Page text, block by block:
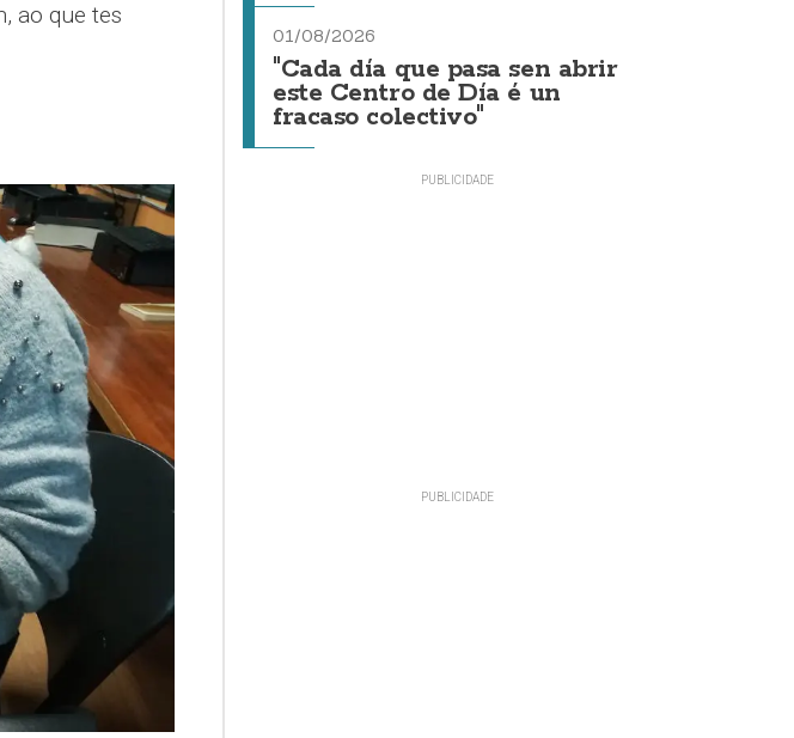
ao que tes
01/08/2026
"Cada día que pasa sen abrir
este Centro de Día é un
fracaso colectivo"